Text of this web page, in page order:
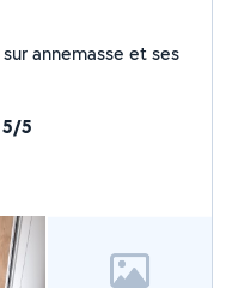
annemasse et ses
5/5